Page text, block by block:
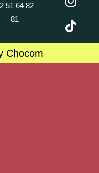
51 64 82
81
Chocom